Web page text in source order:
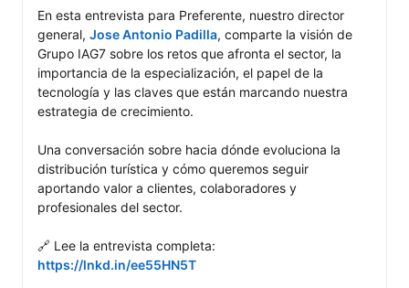
En esta entrevista para Preferente, nuestro director
general, Jose Antonio Padilla, comparte la visión de
Grupo IAG7 sobre los retos que afronta el sector, la
importancia de la especialización, el papel de la
tecnología y las claves que están marcando nuestra
estrategia de crecimiento.
Una conversación sobre hacia dónde evoluciona la
distribución turística y cómo queremos seguir
aportando valor a clientes, colaboradores y
profesionales del sector.
https://lnkd.in/ee55HN5T